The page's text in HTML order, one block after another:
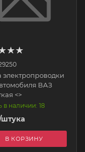
электропроводки
ВАЗ
короткая <>
в наличии: 18
В КОРЗИНУ